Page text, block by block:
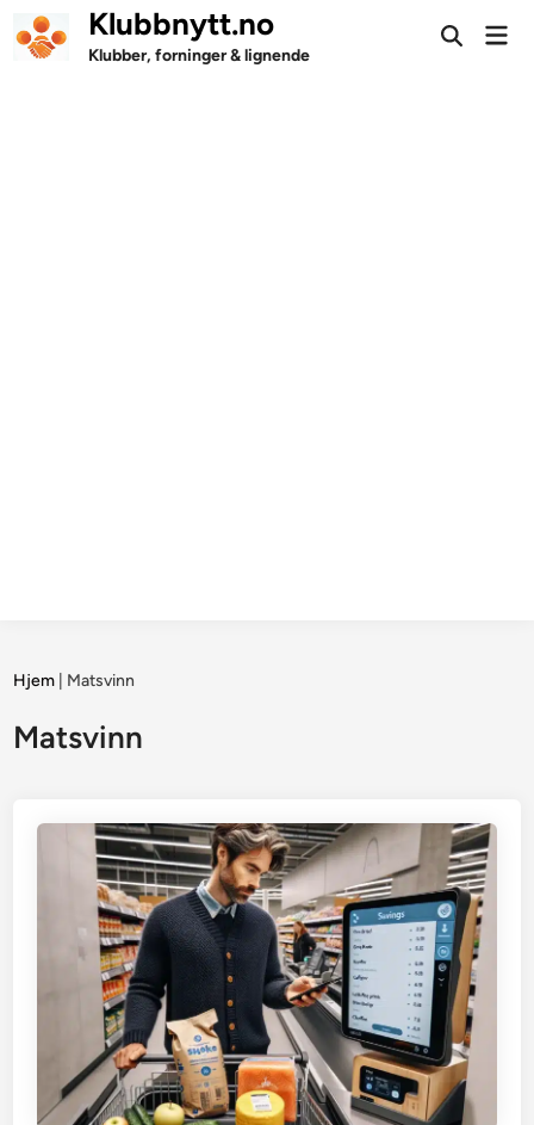
Skip
to
Klubbnytt.no
Klubber, forninger & lignende
Open
Hjem Matsvinn
Matsvinn